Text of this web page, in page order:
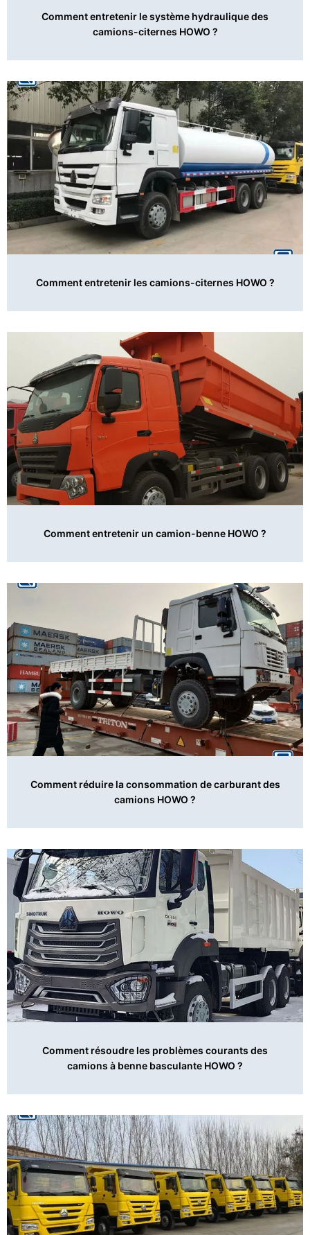
Comment entretenir le système hydraulique des
camions-citernes HOWO ?
Comment entretenir les camions-citernes HOWO ?
Comment entretenir un camion-benne HOWO ?
Comment réduire la consommation de carburant des
camions HOWO ?
Comment résoudre les problèmes courants des
camions à benne basculante HOWO ?